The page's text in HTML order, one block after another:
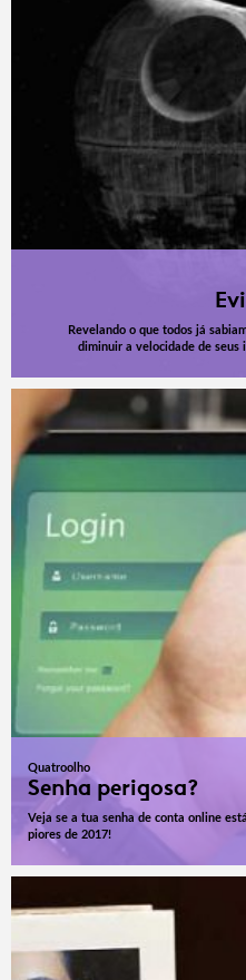
Revelando o que todos já
diminuir a velocidade de seus
Quatroolho
Senha perigosa?
Veja se a tua senha de conta online
piores de 2017!